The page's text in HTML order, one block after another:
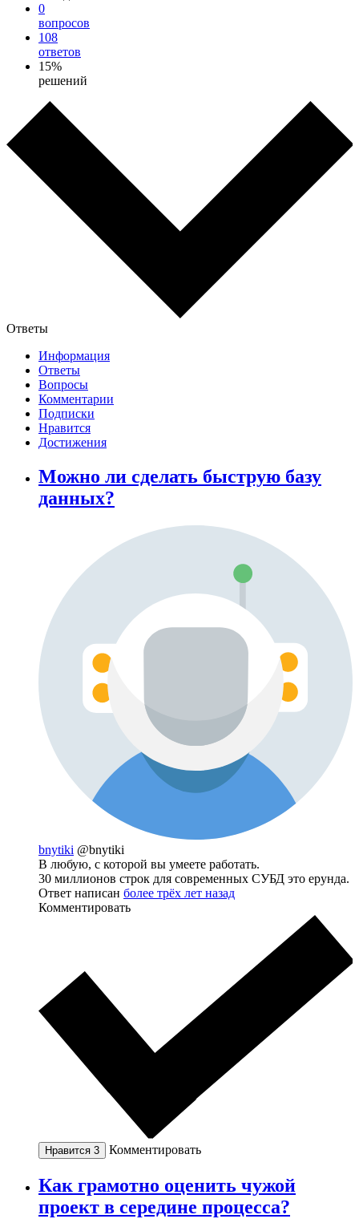
0
вопросов
108
ответов
15%
решений
Ответы
Информация
Ответы
Вопросы
Комментарии
Подписки
Нравится
Достижения
Можно ли сделать быструю базу
данных?
bnytiki @bnytiki
В любую, с которой вы умеете работать.
30 миллионов строк для современных СУБД это ерунда.
Ответ написан более трёх лет назад
Комментировать
Нравится 3 Комментировать
Как грамотно оценить чужой
проект в середине процесса?